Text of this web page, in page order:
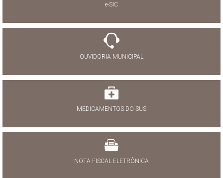
e-SIC
OUVIDORIA MUNICIPAL
MEDICAMENTOS DO SUS
NOTA FISCAL ELETRÔNICA